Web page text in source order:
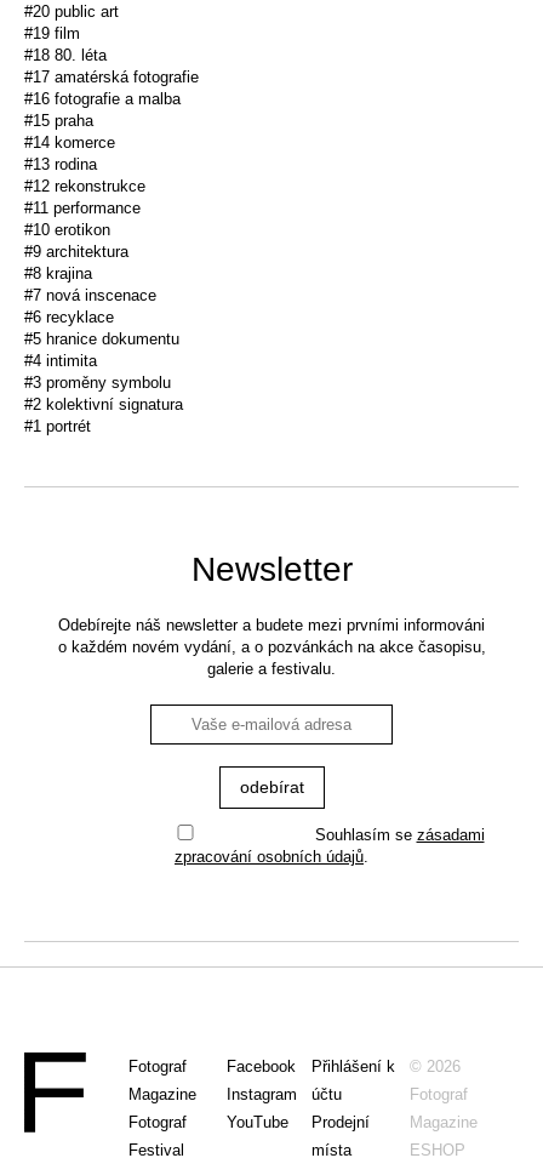
#20 public art
#19 film
#18 80. léta
#17 amatérská fotografie
#16 fotografie a malba
#15 praha
#14 komerce
#13 rodina
#12 rekonstrukce
#11 performance
#10 erotikon
#9 architektura
#8 krajina
#7 nová inscenace
#6 recyklace
#5 hranice dokumentu
#4 intimita
#3 proměny symbolu
#2 kolektivní signatura
#1 portrét
Newsletter
Odebírejte náš newsletter a budete mezi prvními informováni
o každém novém vydání, a o pozvánkách na akce časopisu,
galerie a festivalu.
Souhlasím se zásadami
zpracování osobních údajů
Fotograf
Magazine
Fotograf
Festival
Facebook
Instagram
YouTube
Přihlášení k
účtu
Prodejní
místa
© 2026
Fotograf
Magazine
ESHOP